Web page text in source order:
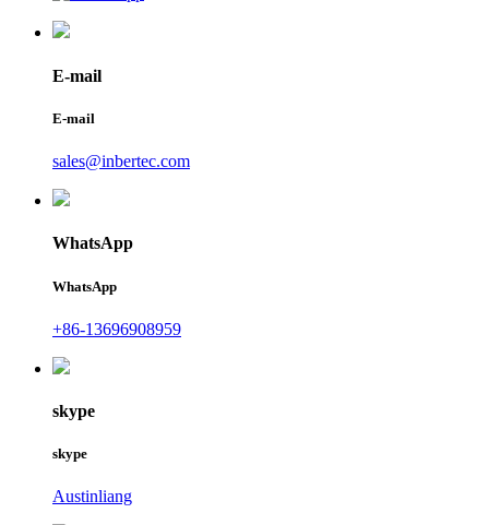
E-mail
E-mail
sales@inbertec.com
WhatsApp
WhatsApp
+86-13696908959
skype
skype
Austinliang